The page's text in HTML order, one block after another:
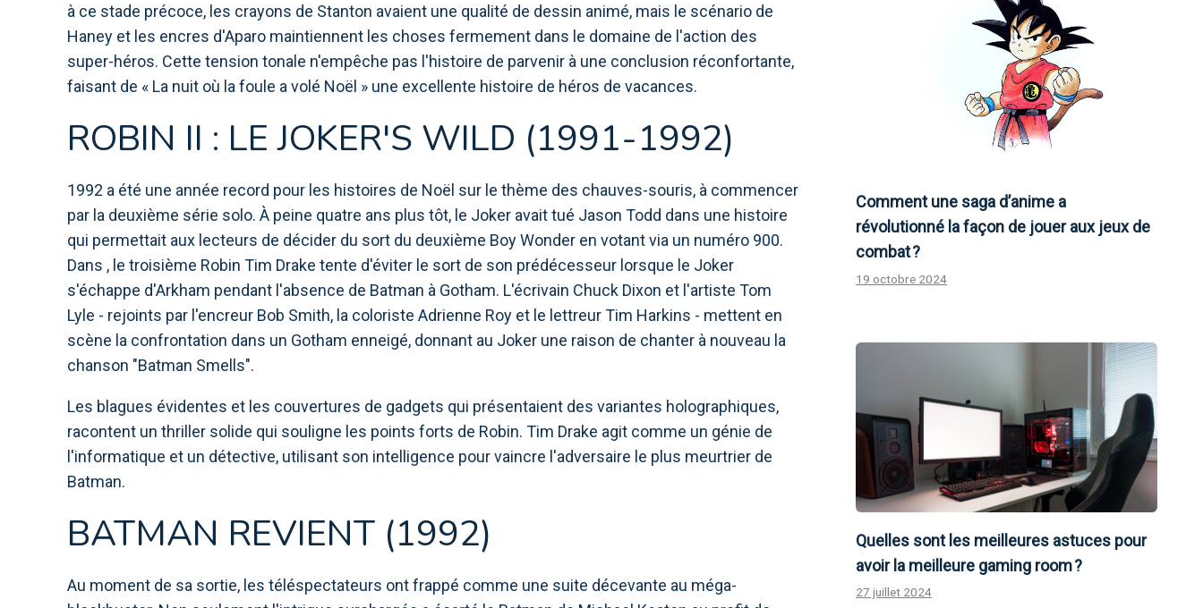
à ce stade précoce, les crayons de Stanton avaient une qualité de dessin animé, mais le scénario de
Haney et les encres d'Aparo maintiennent les choses fermement dans le domaine de l'action des
super-héros. Cette tension tonale n'empêche pas l'histoire de parvenir à une conclusion réconfortante,
faisant de « La nuit où la foule a volé Noël » une excellente histoire de héros de vacances.
ROBIN II : LE JOKER'S WILD (1991-1992)
1992 a été une année record pour les histoires de Noël sur le thème des chauves-souris, à commencer
par la deuxième série solo. À peine quatre ans plus tôt, le Joker avait tué Jason Todd dans une histoire
qui permettait aux lecteurs de décider du sort du deuxième Boy Wonder en votant via un numéro 900.
Dans , le troisième Robin Tim Drake tente d'éviter le sort de son prédécesseur lorsque le Joker
s'échappe d'Arkham pendant l'absence de Batman à Gotham. L'écrivain Chuck Dixon et l'artiste Tom
Lyle - rejoints par l'encreur Bob Smith, la coloriste Adrienne Roy et le lettreur Tim Harkins - mettent en
scène la confrontation dans un Gotham enneigé, donnant au Joker une raison de chanter à nouveau la
chanson "Batman Smells".
Les blagues évidentes et les couvertures de gadgets qui présentaient des variantes holographiques,
racontent un thriller solide qui souligne les points forts de Robin. Tim Drake agit comme un génie de
l'informatique et un détective, utilisant son intelligence pour vaincre l'adversaire le plus meurtrier de
Batman.
BATMAN REVIENT (1992)
Au moment de sa sortie, les téléspectateurs ont frappé comme une suite décevante au méga-
Comment une saga d’anime a
révolutionné la façon de jouer aux jeux de
combat ?
19 octobre 2024
Quelles sont les meilleures astuces pour
avoir la meilleure gaming room ?
27 juillet 2024